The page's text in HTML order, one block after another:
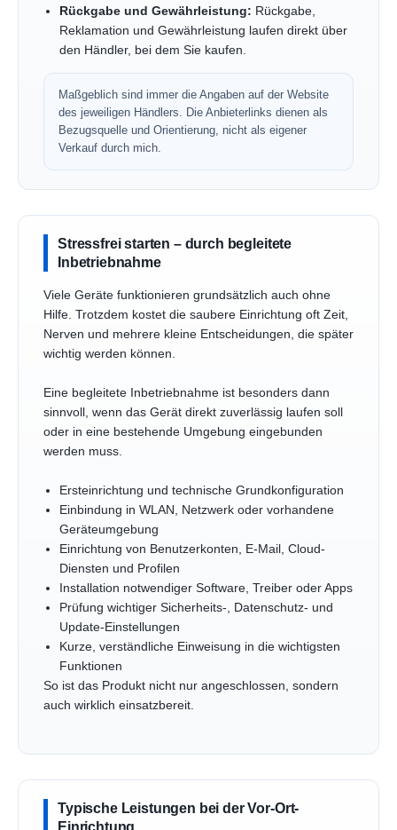
Rückgabe und Gewährleistung: Rückgabe,
Reklamation und Gewährleistung laufen direkt über
den Händler, bei dem Sie kaufen.
Maßgeblich sind immer die Angaben auf der Website
des jeweiligen Händlers. Die Anbieterlinks dienen als
Bezugsquelle und Orientierung, nicht als eigener
Verkauf durch mich.
Stressfrei starten – durch begleitete
Inbetriebnahme
Viele Geräte funktionieren grundsätzlich auch ohne
Hilfe. Trotzdem kostet die saubere Einrichtung oft Zeit,
Nerven und mehrere kleine Entscheidungen, die später
wichtig werden können.
Eine begleitete Inbetriebnahme ist besonders dann
sinnvoll, wenn das Gerät direkt zuverlässig laufen soll
oder in eine bestehende Umgebung eingebunden
werden muss.
Ersteinrichtung und technische Grundkonfiguration
Einbindung in WLAN, Netzwerk oder vorhandene
Geräteumgebung
Einrichtung von Benutzerkonten, E-Mail, Cloud-
Diensten und Profilen
Installation notwendiger Software, Treiber oder Apps
Prüfung wichtiger Sicherheits-, Datenschutz- und
Update-Einstellungen
Kurze, verständliche Einweisung in die wichtigsten
Funktionen
So ist das Produkt nicht nur angeschlossen, sondern
auch wirklich einsatzbereit.
Typische Leistungen bei der Vor-Ort-
Einrichtung